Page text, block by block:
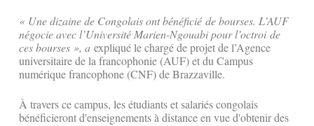
« Une dizaine de Congolais ont bénéficié de bourses. L’AUF
négocie avec l’Université Marien-Ngouabi pour l’octroi de
ces bourses », a expliqué le chargé de projet de l’Agence
universitaire de la francophonie (AUF) et du Campus
numérique francophone (CNF) de Brazzaville.
À travers ce campus, les étudiants et salariés congolais
bénéficieront d'enseignements à distance en vue d'obtenir des